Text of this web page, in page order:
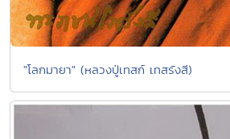
"โลกมายา" (หลวงปู่เทสก์ เทสรังสี)